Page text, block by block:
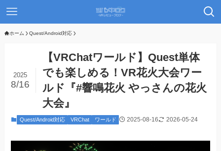
ホーム Quest/Android対応
【VRChatワールド】Quest単体
でも楽しめる！VR花火大会ワー
ルド『#響鳴花火 やっさんの花火
大会』
2025
8/16
Quest/Android対応 VRChat ワールド 2025-08-16 2026-05-24